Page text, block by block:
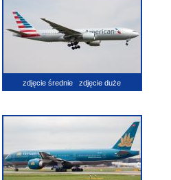
zdjęcie średnie zdjęcie duże